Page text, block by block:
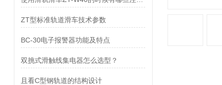
ZT型标准轨道滑车技术参数
BC-30电子报警器功能及特点
双挑式滑触线集电器怎么选型？
且看C型钢轨道的结构设计